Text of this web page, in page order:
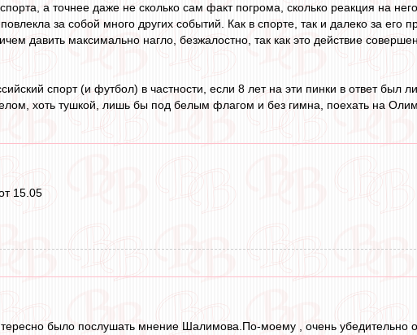
а точнее даже не сколько сам факт погрома, сколько реакция на него
за собой много других событий. Как в спорте, так и далеко за
давить максимально нагло, безжалостно, так как это действие
спорт (и футбол) в частности, если 8 лет на эти пинки в ответ был
хоть тушкой, лишь бы под белым флагом и без гимна, поехать на
15.05
было послушать мнение Шалимова.По-моему , очень убедительно